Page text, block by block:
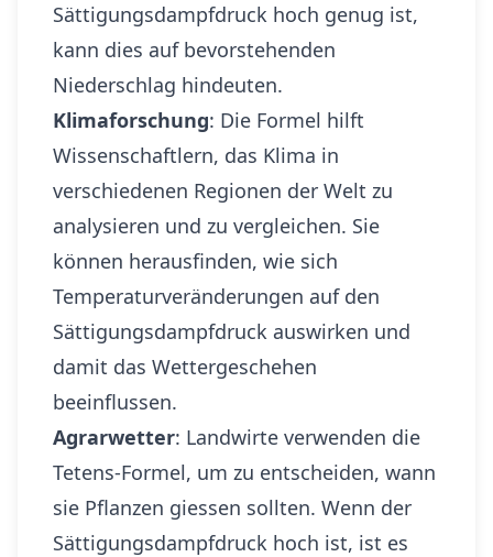
Sättigungsdampfdruck hoch genug ist,
kann dies auf bevorstehenden
Niederschlag hindeuten.
Klimaforschung: Die Formel hilft
Wissenschaftlern, das Klima in
verschiedenen Regionen der Welt zu
analysieren und zu vergleichen. Sie
können herausfinden, wie sich
Temperaturveränderungen auf den
Sättigungsdampfdruck auswirken und
damit das Wettergeschehen
beeinflussen.
Agrarwetter: Landwirte verwenden die
Tetens-Formel, um zu entscheiden, wann
sie Pflanzen giessen sollten. Wenn der
Sättigungsdampfdruck hoch ist, ist es